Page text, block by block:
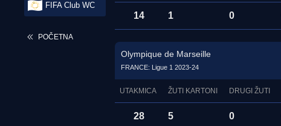
FIFA Club WC
POČETNA
14 1 0
Olympique de Marseille
FRANCE: Ligue 1 2023-24
UTAKMICA ŽUTI KARTONI DRUGI ŽUTI
28 5 0